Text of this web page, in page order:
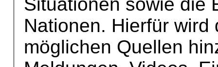
Nationen. Hierfür
möglichen Quellen